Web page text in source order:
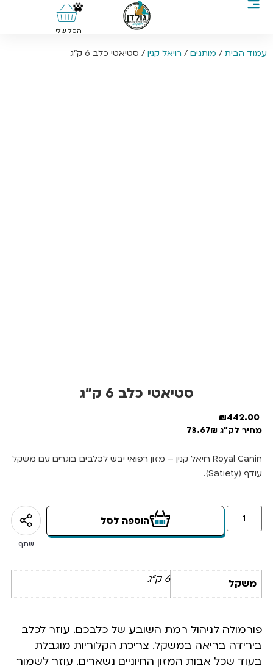
0
הסל שלי
עמוד הבית / מותגים / רויאל קנין / סטיאטי כלב 6 ק”ג
סטיאטי כלב 6 ק”ג
442.00
₪
מחיר לק"ג 73.67₪
Royal Canin רויאל קנין – מזון רפואי יבש לכלבים בוגרים עם משקל
עודף (Satiety).
הוספה לסל
שתף
משקל 6 ק"ג
פורמולה לניהול רמת השובע של כלבכם. עוזר לכלב
בירידה בריאה במשקל. צריכת הקלוריות מוגבלת
בעוד שכל אבות המזון החיוניים נשארים. עוזר לשמור